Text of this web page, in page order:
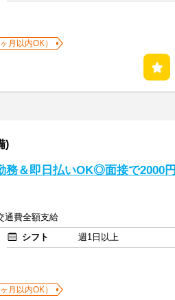
月以内OK）
)
務＆即日払いOK◎面接で2000円
通費全額支給
シフト
週1日以上
月以内OK）